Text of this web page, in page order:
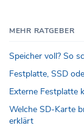
MEHR RATGEBER
Speicher voll? So
Festplatte, SSD
Externe Festplatte
Welche SD-Karte
erklärt